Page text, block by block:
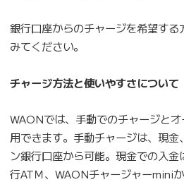
銀行口座からのチャージを希望す
みてください。
チャージ方法と使いやすさについて
WAONでは、手動でのチャージと
用できます。手動チャージは、現
ン銀行口座から可能。現金での入
行ATＭ、WAONチャージャーminiか